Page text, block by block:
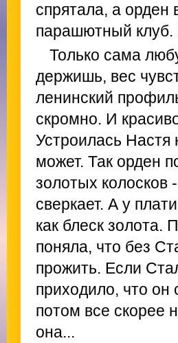
спрятала, а орден
парашютный клуб.
Только сама
держишь, вес
ленинский
скромно. И
Устроилась
может. Так орден
золотых колосков
сверкает. А у
как блеск
поняла, что без
прожить. Если
приходило, что он
потом все скорее
она...